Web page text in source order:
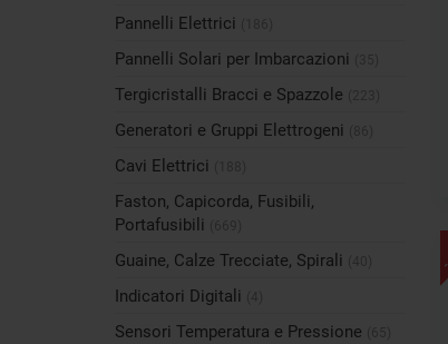
Pannelli Elettrici
Pannelli Solari per Imbarcazioni
Tergicristalli Bracci e Spazzole
Generatori e Gruppi Elettrogeni
Cavi Elettrici
Faston, Capicorda, Fusibili,
Portafusibili
Guaine, Calze Trecciate, Spirali
Indicatori Digitali
Sensori Temperatura e Pressione